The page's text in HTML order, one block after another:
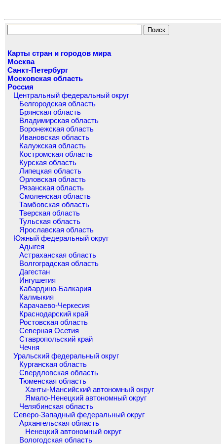
Карты стран и городов мира
Москва
Санкт-Петербург
Московская область
Россия
Центральный федеральный округ
Белгородская область
Брянская область
Владимирская область
Воронежская область
Ивановская область
Калужская область
Костромская область
Курская область
Липецкая область
Орловская область
Рязанская область
Смоленская область
Тамбовская область
Тверская область
Тульская область
Ярославская область
Южный федеральный округ
Адыгея
Астраханская область
Волгоградская область
Дагестан
Ингушетия
Кабардино-Балкария
Калмыкия
Карачаево-Черкесия
Краснодарский край
Ростовская область
Северная Осетия
Ставропольский край
Чечня
Уральский федеральный округ
Курганская область
Свердловская область
Тюменская область
Ханты-Мансийский автономный округ
Ямало-Ненецкий автономный округ
Челябинская область
Северо-Западный федеральный округ
Архангельская область
Ненецкий автономный округ
Вологодская область